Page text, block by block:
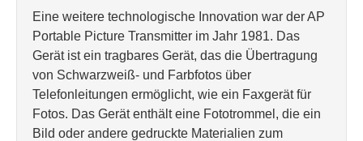
Eine weitere technologische Innovation war der AP
Portable Picture Transmitter im Jahr 1981. Das
Gerät ist ein tragbares Gerät, das die Übertragung
von Schwarzweiß- und Farbfotos über
Telefonleitungen ermöglicht, wie ein Faxgerät für
Fotos. Das Gerät enthält eine Fototrommel, die ein
Bild oder andere gedruckte Materialien zum